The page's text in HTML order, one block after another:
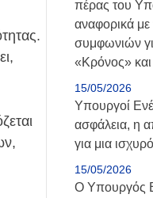
πέρας του
αναφορικά
συμφωνιών
«Κρόνος»
15/05/2026
Υπουργοί
ασφάλεια, η
για μια
15/05/2026
Ο Υπουργός